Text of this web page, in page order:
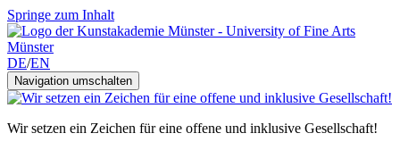
Springe zum Inhalt
DE/EN
Navigation umschalten
Wir setzen ein Zeichen für eine offene und inklusive Gesellschaft!